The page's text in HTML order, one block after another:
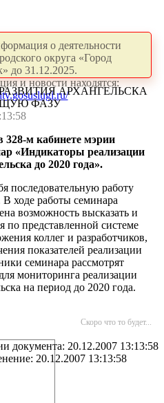
о деятельности
округа «Город
до 31.12.2025.
и новости находятся:
АРХАНГЕЛЬСКА
ФАЗУ
328-м кабинете мэрии
«Индикаторы реализации
до 2020 года».
последовательную работу
ходе работы семинара
возможность высказать и
по представленной системе
коллег и разработчиков,
показателей реализации
семинара рассмотрят
мониторинга реализации
на период до 2020 года.
Скоро что то будет...
документа: 20.12.2007 13:13:58
20.12.2007 13:13:58